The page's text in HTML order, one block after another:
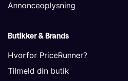
Annonceoplysning
Butikker & Brands
Hvorfor PriceRunner?
Tilmeld din butik